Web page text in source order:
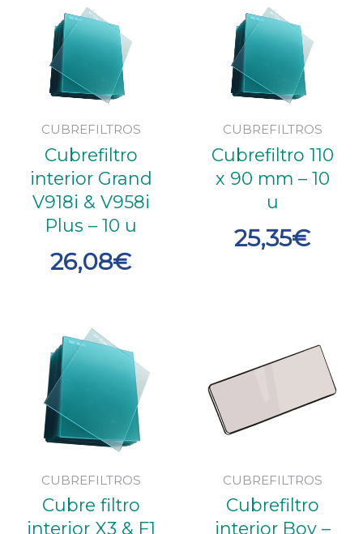
CUBREFILTROS
Cubrefiltro
interior Grand
V918i & V958i
Plus – 10 u
26,08€
CUBREFILTROS
Cubrefiltro 110
x 90 mm – 10
u
25,35€
CUBREFILTROS
Cubre filtro
interior X3 & F1
CUBREFILTROS
Cubrefiltro
interior Boy –